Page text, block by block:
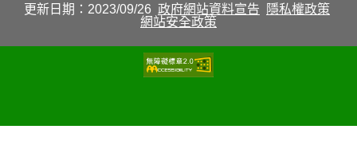
更新日期：2023/09/26 政府網站資料宣告
隱私權政策
網站安全政策